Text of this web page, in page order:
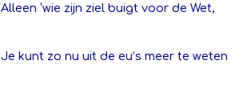
Alleen ‘wie zijn ziel buigt voor de Wet,
Je kunt zo nu uit de eu’s meer te weten